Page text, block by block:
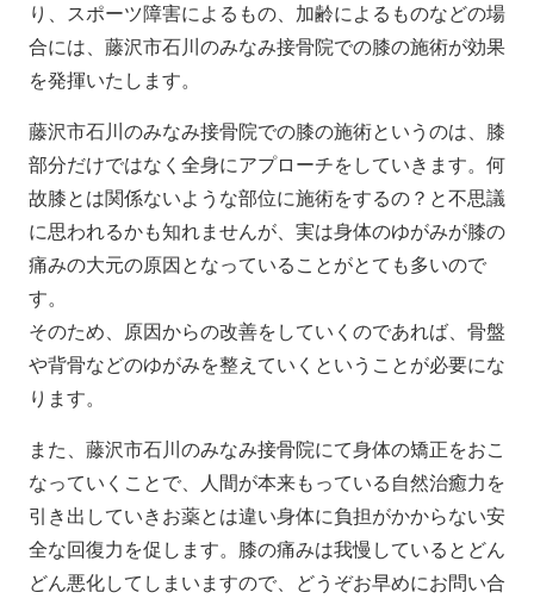
り、スポーツ障害によるもの、加齢によるものなどの場
合には、藤沢市石川のみなみ接骨院での膝の施術が効果
を発揮いたします。
藤沢市石川のみなみ接骨院での膝の施術というのは、膝
部分だけではなく全身にアプローチをしていきます。何
故膝とは関係ないような部位に施術をするの？と不思議
に思われるかも知れませんが、実は身体のゆがみが膝の
痛みの大元の原因となっていることがとても多いので
す。
そのため、原因からの改善をしていくのであれば、骨盤
や背骨などのゆがみを整えていくということが必要にな
ります。
また、藤沢市石川のみなみ接骨院にて身体の矯正をおこ
なっていくことで、人間が本来もっている自然治癒力を
引き出していきお薬とは違い身体に負担がかからない安
全な回復力を促します。膝の痛みは我慢しているとどん
どん悪化してしまいますので、どうぞお早めにお問い合